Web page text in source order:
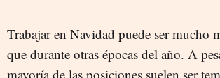
Trabajar en Navidad puede ser mucho
que durante otras épocas del año. A
mayoría de las posiciones suelen ser